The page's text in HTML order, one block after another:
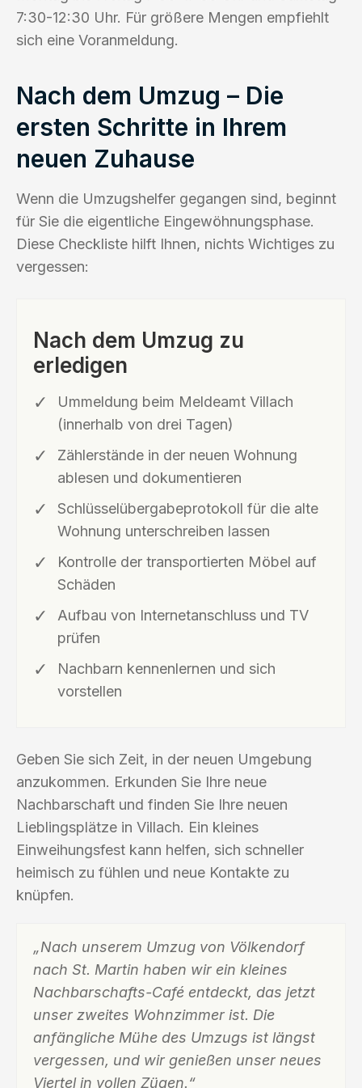
7:30-12:30 Uhr. Für größere Mengen empfiehlt
sich eine Voranmeldung.
Nach dem Umzug – Die
ersten Schritte in Ihrem
neuen Zuhause
Wenn die Umzugshelfer gegangen sind, beginnt
für Sie die eigentliche Eingewöhnungsphase.
Diese Checkliste hilft Ihnen, nichts Wichtiges zu
vergessen:
Nach dem Umzug zu
erledigen
Ummeldung beim Meldeamt Villach
(innerhalb von drei Tagen)
Zählerstände in der neuen Wohnung
ablesen und dokumentieren
Schlüsselübergabeprotokoll für die alte
Wohnung unterschreiben lassen
Kontrolle der transportierten Möbel auf
Schäden
Aufbau von Internetanschluss und TV
prüfen
Nachbarn kennenlernen und sich
vorstellen
Geben Sie sich Zeit, in der neuen Umgebung
anzukommen. Erkunden Sie Ihre neue
Nachbarschaft und finden Sie Ihre neuen
Lieblingsplätze in Villach. Ein kleines
Einweihungsfest kann helfen, sich schneller
heimisch zu fühlen und neue Kontakte zu
knüpfen.
„Nach unserem Umzug von Völkendorf
nach St. Martin haben wir ein kleines
Nachbarschafts-Café entdeckt, das jetzt
unser zweites Wohnzimmer ist. Die
anfängliche Mühe des Umzugs ist längst
vergessen, und wir genießen unser neues
Viertel in vollen Zügen.“